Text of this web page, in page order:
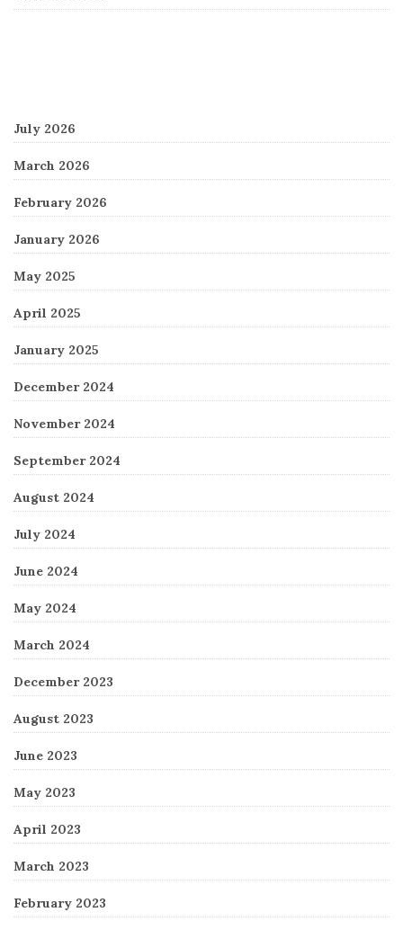
July 2026
March 2026
February 2026
January 2026
May 2025
April 2025
January 2025
December 2024
November 2024
September 2024
August 2024
July 2024
June 2024
May 2024
March 2024
December 2023
August 2023
June 2023
May 2023
April 2023
March 2023
February 2023